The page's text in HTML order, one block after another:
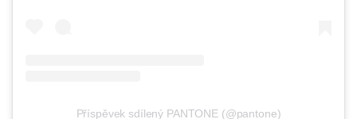
Příspěvek sdílený PANTONE (@pantone)